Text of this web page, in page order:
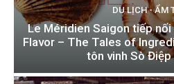
DU LỊCH - ẨM
Le Méridien Saigon tiếp
Flavor – The Tales of
tôn vinh Sò